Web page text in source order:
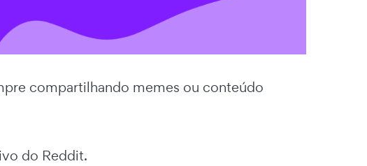
compartilhando memes ou conteúdo
do Reddit.